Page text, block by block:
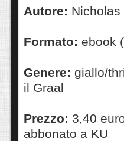
Autore: Nicholas
Formato: ebook
Genere: giallo/
il Graal
Prezzo: 3,40
abbonato a KU